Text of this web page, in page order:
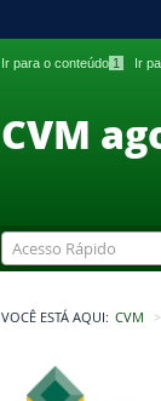
Ir para o conteúdo 1 Ir
CVM
Acesso Rápido
VOCÊ ESTÁ AQUI: CVM